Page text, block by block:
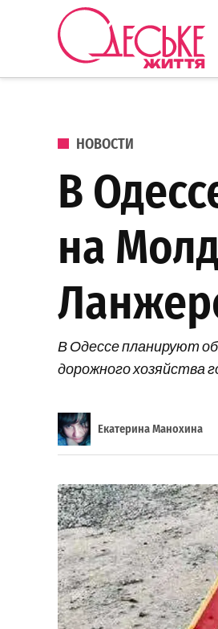
Перейти к содержанию
ОПУБЛИКОВАНО В
НОВОСТИ
В
на
В Одессе планируют
дорожного хозяйства
Екатерина Манохина